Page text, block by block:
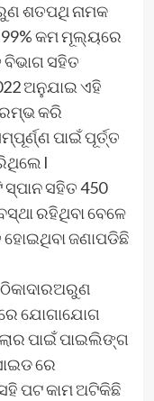
ଶତପଥି ନାମକ
କମ ମୂଲ୍ୟରେ
ବିଭାଗ ସହିତ
ଅନୁଯାଇ ଏହି
କରି
ପାଇଁ ପୂର୍ତ୍ତ
l
ସହିତ 450
ରହିଥିବା ବେଳେ
ହୋଇଥିବା ଜଣାପଡିଛି
ଯୋଗାଯୋଗ
ପାଇଁ ପାଇଲିଙ୍ଗ
ରେ
ପଟ କାମ ଅଟିକିଛି